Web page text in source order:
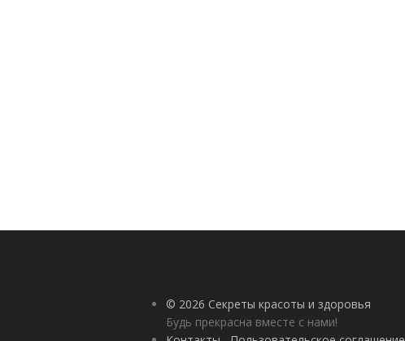
© 2026 Секреты красоты и здоровья
Будь прекрасна вместе с нами!